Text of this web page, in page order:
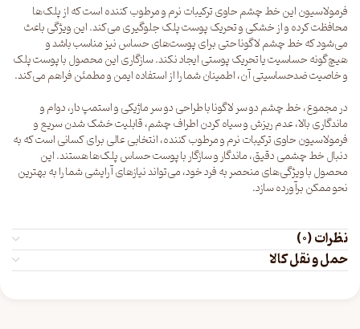
فرمولاسیون این خط چشم حاوی ترکیبات نرم و مرطوب کننده است که از پلک‌ها
محافظت کرده و از خشکی و تحریک پوست پلک جلوگیری می‌کند. این ویژگی باعث
می‌شود که خط چشم لاگونا حتی برای پوست‌های حساس نیز مناسب باشد و
هیچ‌گونه حساسیت یا تحریک پوستی ایجاد نکند. سازگاری این محصول با پوست پلک
و خاصیت ضدحساسیتی آن، اطمینان شما را از استفاده ایمن و مطمئن فراهم می‌کند.
در مجموع، خط چشم دو سر لاگونا با طراحی دو سر ماژیکی و استمپ دار، دوام و
ماندگاری بالا، عدم ریزش و سیاه کردن اطراف چشم، قابلیت خشک شدن سریع و
فرمولاسیون حاوی ترکیبات نرم و مرطوب کننده، انتخابی عالی برای کسانی است که به
دنبال خط چشمی دقیق، ماندگار و سازگار با پوست حساس پلک‌ها هستند. این
محصول با ویژگی‌های منحصر به فرد خود، می‌تواند نیازهای آرایشی شما را به بهترین
نحو ممکن برآورده سازد.
نظرات (0)
حمل و نقل کالا